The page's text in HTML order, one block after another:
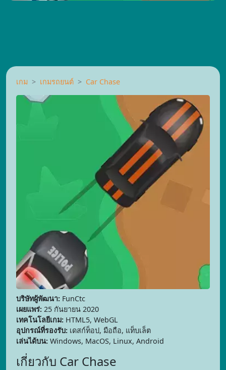
เกม เกมรถยนต์ Car Chase
บริษัทผู้พัฒนา: FunCtc
เผยแพร่: 25 กันยายน 2020
เทคโนโลยีเกม: HTML5, WebGL
อุปกรณ์ที่รองรับ: เดสก์ท็อป, มือถือ, แท็บเล็ต
เล่นได้บน: Windows, MacOS, Linux, Android
เกี่ยวกับ Car Chase